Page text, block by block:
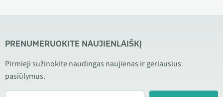
PRENUMERUOKITE NAUJIENLAIŠKĮ
Pirmieji sužinokite naudingas naujienas ir geriausius
pasiūlymus.